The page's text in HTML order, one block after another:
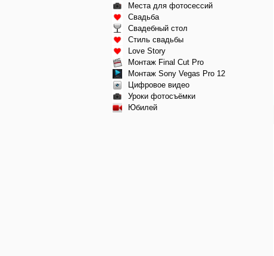
Места для фотосессий
Свадьба
Свадебный стол
Стиль свадьбы
Love Story
Монтаж Final Cut Pro
Монтаж Sony Vegas Pro 12
Цифровое видео
Уроки фотосъёмки
Юбилей